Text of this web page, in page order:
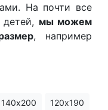
На почти все
мы можем
, например
140х200 120х190